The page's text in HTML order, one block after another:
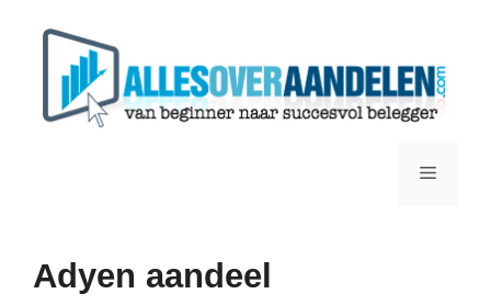
Menu
Adyen aandeel